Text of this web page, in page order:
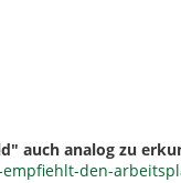
auch analog zu
den-